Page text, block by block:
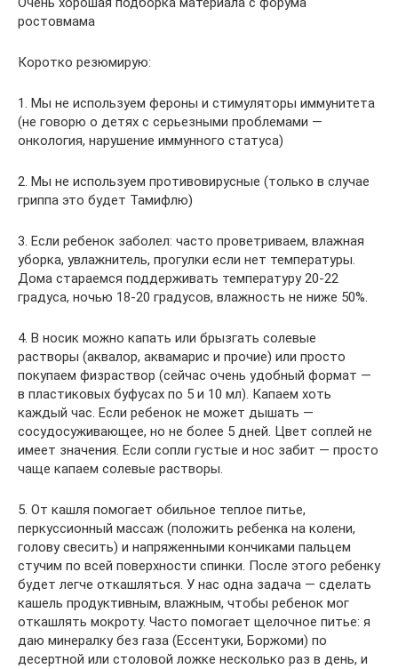
ростовмама
Коротко резюмирую:
1. Мы не используем фероны и стимуляторы иммунитета
(не говорю о детях с серьезными проблемами —
онкология, нарушение иммунного статуса)
2. Мы не используем противовирусные (только в случае
гриппа это будет Тамифлю)
3. Если ребенок заболел: часто проветриваем, влажная
уборка, увлажнитель, прогулки если нет температуры.
Дома стараемся поддерживать температуру 20-22
градуса, ночью 18-20 градусов, влажность не ниже 50%.
4. В носик можно капать или брызгать солевые
растворы (аквалор, аквамарис и прочие) или просто
покупаем физраствор (сейчас очень удобный формат —
в пластиковых буфусах по 5 и 10 мл). Капаем хоть
каждый час. Если ребенок не может дышать —
сосудосуживающее, но не более 5 дней. Цвет соплей не
имеет значения. Если сопли густые и нос забит — просто
чаще капаем солевые растворы.
5. От кашля помогает обильное теплое питье,
перкуссионный массаж (положить ребенка на колени,
голову свесить) и напряженными кончиками пальцем
стучим по всей поверхности спинки. После этого ребенку
будет легче откашляться. У нас одна задача — сделать
кашель продуктивным, влажным, чтобы ребенок мог
откашлять мокроту. Часто помогает щелочное питье: я
даю минералку без газа (Ессентуки, Боржоми) по
десертной или столовой ложке несколько раз в день, и